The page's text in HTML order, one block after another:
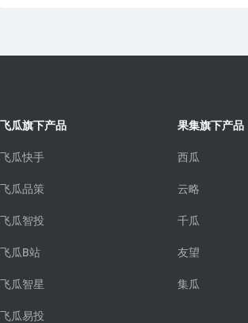
飞瓜旗下产品
飞瓜快手
飞瓜品策
飞瓜智投
飞瓜B站
飞瓜智星
飞瓜易投
果集旗下产品
西瓜
云略
千瓜
友望
集瓜